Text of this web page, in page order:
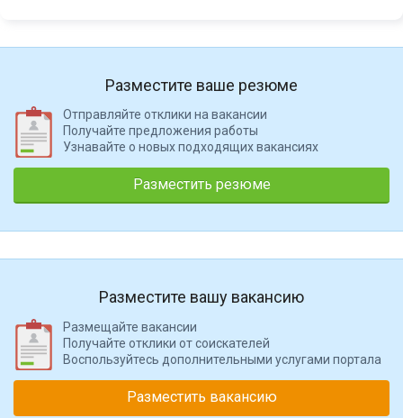
Разместите ваше резюме
Отправляйте отклики на вакансии
Получайте предложения работы
Узнавайте о новых подходящих вакансиях
Разместить резюме
Разместите вашу вакансию
Размещайте вакансии
Получайте отклики от соискателей
Воспользуйтесь дополнительными услугами портала
Разместить вакансию